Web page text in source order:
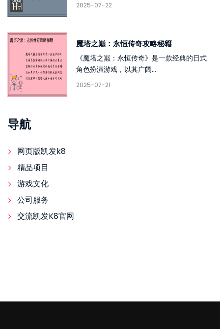
2025-07-22
魔塔之巅：永恒传奇攻略秘籍
《魔塔之巅：永恒传奇》是一款经典的日式
角色扮演游戏，以其广阔...
2025-07-21
导航
网页版凯发k8
精品项目
游戏文化
公司服务
交流凯发K8官网